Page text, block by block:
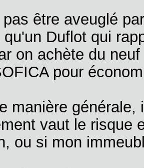
pas être aveuglé
qu'un Duflot qui
on achète du
pour
manière
vaut le risque
ou si mon